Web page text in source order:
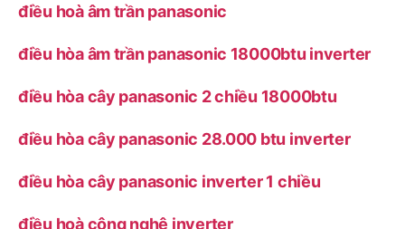
điều hoà âm trần panasonic
điều hòa âm trần panasonic 18000btu inverter
điều hòa cây panasonic 2 chiều 18000btu
điều hòa cây panasonic 28.000 btu inverter
điều hòa cây panasonic inverter 1 chiều
điều hoà công nghệ inverter